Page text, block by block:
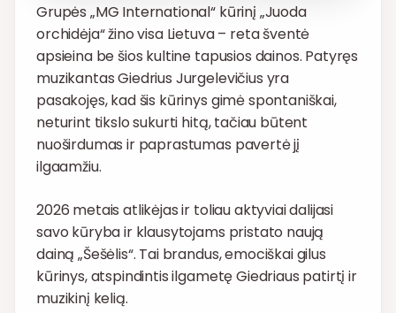
Grupės „MG International“ kūrinį „Juoda
orchidėja“ žino visa Lietuva – reta šventė
apsieina be šios kultine tapusios dainos. Patyręs
muzikantas Giedrius Jurgelevičius yra
pasakojęs, kad šis kūrinys gimė spontaniškai,
neturint tikslo sukurti hitą, tačiau būtent
nuoširdumas ir paprastumas pavertė jį
ilgaamžiu.
2026 metais atlikėjas ir toliau aktyviai dalijasi
savo kūryba ir klausytojams pristato naują
dainą „Šešėlis“. Tai brandus, emociškai gilus
kūrinys, atspindintis ilgametę Giedriaus patirtį ir
muzikinį kelią.